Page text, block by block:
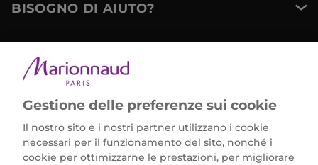
BISOGNO DI AIUTO?
Gestione delle preferenze sui cookie
Il nostro sito e i nostri partner utilizzano i cookie
necessari per il funzionamento del sito, nonché i
cookie per ottimizzarne le prestazioni, per migliorare